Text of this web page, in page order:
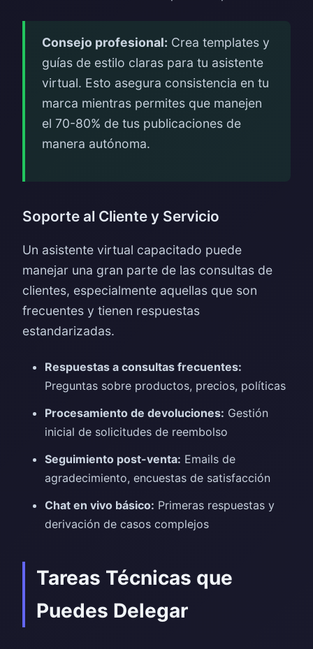
Consejo profesional: Crea templates y
guías de estilo claras para tu asistente
virtual. Esto asegura consistencia en tu
marca mientras permites que manejen
el 70-80% de tus publicaciones de
manera autónoma.
Soporte al Cliente y Servicio
Un asistente virtual capacitado puede
manejar una gran parte de las consultas de
clientes, especialmente aquellas que son
frecuentes y tienen respuestas
estandarizadas.
Respuestas a consultas frecuentes:
Preguntas sobre productos, precios, políticas
Procesamiento de devoluciones: Gestión
inicial de solicitudes de reembolso
Seguimiento post-venta: Emails de
agradecimiento, encuestas de satisfacción
Chat en vivo básico: Primeras respuestas y
derivación de casos complejos
Tareas Técnicas que
Puedes Delegar